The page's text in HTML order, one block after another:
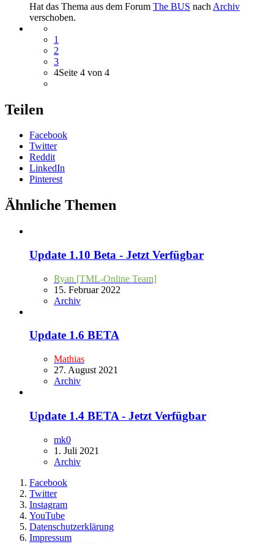
Hat das Thema aus dem Forum The BUS nach Archiv
verschoben.
1
2
3
4Seite 4 von 4
Teilen
Facebook
Twitter
Reddit
LinkedIn
Pinterest
Ähnliche Themen
Update 1.10 Beta - Jetzt Verfügbar
Ryan [TML-Online Team]
15. Februar 2022
Archiv
Update 1.6 BETA
Mathias
27. August 2021
Archiv
Update 1.4 BETA - Jetzt Verfügbar
mk0
1. Juli 2021
Archiv
Facebook
Twitter
Instagram
YouTube
Datenschutzerklärung
Impressum